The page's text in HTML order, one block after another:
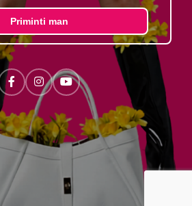
Priminti man